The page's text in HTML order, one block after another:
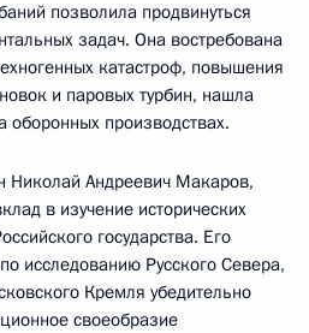
позволила продвинуться
задач. Она востребована
катастроф, повышения
и паровых турбин, нашла
производствах.
Николай Андреевич Макаров,
в изучение исторических
государства. Его
исследованию Русского Севера,
Кремля убедительно
своеобразие